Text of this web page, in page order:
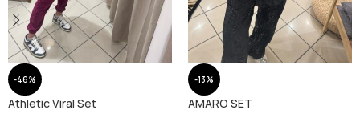
-46%
Athletic Viral Set
-13%
AMARO SET